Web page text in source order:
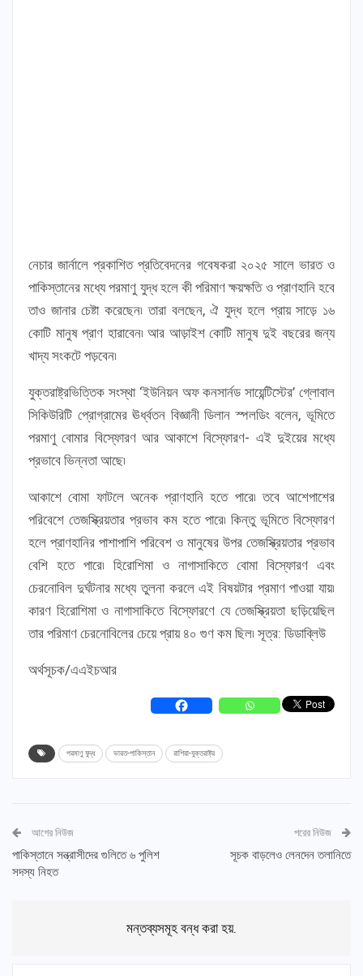
নেচার জার্নালে প্রকাশিত প্রতিবেদনের গবেষকরা ২০২৫ সালে ভারত ও
পাকিস্তানের মধ্যে পরমাণু যুদ্ধ হলে কী পরিমাণ ক্ষয়ক্ষতি ও প্রাণহানি হবে
তাও জানার চেষ্টা করেছেন৷ তারা বলছেন, ঐ যুদ্ধ হলে প্রায় সাড়ে ১৬
কোটি মানুষ প্রাণ হারাবেন৷ আর আড়াইশ কোটি মানুষ দুই বছরের জন্য
খাদ্য সংকটে পড়বেন৷
যুক্তরাষ্ট্রভিত্তিক সংস্থা ‘ইউনিয়ন অফ কনসার্নড সায়েন্টিস্টের’ গ্লোবাল
সিকিউরিটি প্রোগ্রামের ঊর্ধ্বতন বিজ্ঞানী ডিলান স্পলডিং বলেন, ভূমিতে
পরমাণু বোমার বিস্ফোরণ আর আকাশে বিস্ফোরণ- এই দুইয়ের মধ্যে
প্রভাবে ভিন্নতা আছে৷
আকাশে বোমা ফাটলে অনেক প্রাণহানি হতে পারে৷ তবে আশেপাশের
পরিবেশে তেজস্ক্রিয়তার প্রভাব কম হতে পারে৷ কিন্তু ভূমিতে বিস্ফোরণ
হলে প্রাণহানির পাশাপাশি পরিবেশ ও মানুষের উপর তেজস্ক্রিয়তার প্রভাব
বেশি হতে পারে৷ হিরোশিমা ও নাগাসাকিতে বোমা বিস্ফোরণ এবং
চেরনোবিল দুর্ঘটনার মধ্যে তুলনা করলে এই বিষয়টার প্রমাণ পাওয়া যায়৷
কারণ হিরোশিমা ও নাগাসাকিতে বিস্ফোরণে যে তেজস্ক্রিয়তা ছড়িয়েছিল
তার পরিমাণ চেরনোবিলের চেয়ে প্রায় ৪০ গুণ কম ছিল৷ সূত্র: ডিডাব্লিউ
অর্থসূচক/এএইচআর
পরমাণু যুদ্ধ ভারত-পাকিস্তান রাশিয়া-যুক্তরাষ্ট্র
আগের নিউজ
পাকিস্তানে সন্ত্রাসীদের গুলিতে ৬ পুলিশ
সদস্য নিহত
পরের নিউজ
সূচক বাড়লেও লেনদেন তলানিতে
মন্তব্যসমূহ বন্ধ করা হয়.